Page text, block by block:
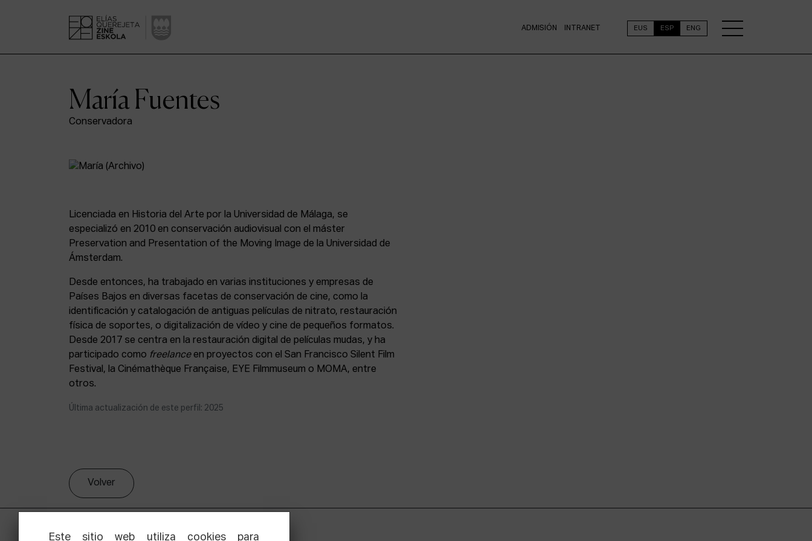
ADMISIÓN INTRANET EUS ESP ENG
María Fuentes
Conservadora
Licenciada en Historia del Arte por la Universidad de Málaga, se
especializó en 2010 en conservación audiovisual con el máster
Preservation and Presentation of the Moving Image de la Universidad de
Ámsterdam.
Desde entonces, ha trabajado en varias instituciones y empresas de
Países Bajos en diversas facetas de conservación de cine, como la
identificación y catalogación de antiguas películas de nitrato, restauración
física de soportes, o digitalización de vídeo y cine de pequeños formatos.
Desde 2017 se centra en la restauración digital de películas mudas, y ha
participado como freelance en proyectos con el San Francisco Silent Film
Festival, la Cinémathèque Française, EYE Filmmuseum o MOMA, entre
otros.
Última actualización de este perfil: 2025
Volver
Este sitio web utiliza cookies para